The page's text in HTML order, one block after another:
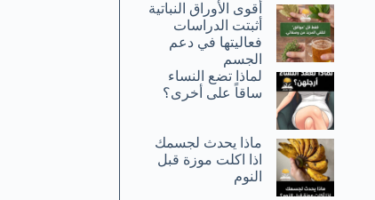
أقوى الأوراق النباتية
أثبتت الدراسات
فعاليتها في دعم
الجسم
لماذا تضع النساء
ساقاً على أخرى؟
ماذا يحدث لجسمك
اذا اكلت موزة قبل
النوم